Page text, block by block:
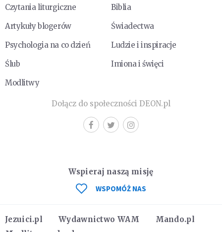
Czytania liturgiczne
Biblia
Artykuły blogerów
Świadectwa
Psychologia na co dzień
Ludzie i inspiracje
Ślub
Imiona i święci
Modlitwy
Dołącz do społeczności DEON.pl
Jezuici.pl Wydawnictwo WAM
Mando.pl
Wspieraj naszą misję
WSPOMÓŻ NAS